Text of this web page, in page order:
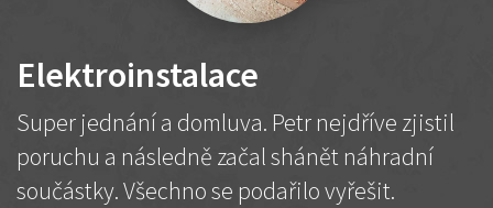
Elektroinstalace
Super jednání a domluva. Petr nejdříve zjistil
poruchu a následně začal shánět náhradní
součástky. Všechno se podařilo vyřešit.